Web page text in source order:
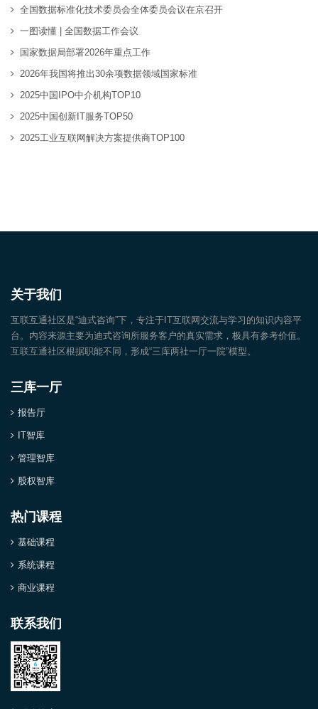
全国数据标准化技术委员会全体委员会议在京召开
一图读懂 | 全国数据工作会议
国家数据局部署2026年重点工作
2026年我国将推出30余项数据领域国家标准
2025中国IPO中介机构TOP10
2025中国创新IT服务TOP50
2025工业互联网解决方案提供商TOP100
关于我们
互联互通社区是“迪式咨询”下，专注于IT互联网交流与学习的知识内容平
台。内容来源主要为迪式咨询所服务客户的真实需求，极具有参考价值。
互联互通社区根据职能不同，形成“三库两社一厅一院”模型。
三库一厅
报告厅
IT智库
管理智库
股权智库
热门课程
基础课程
系统课程
商业课程
联系我们